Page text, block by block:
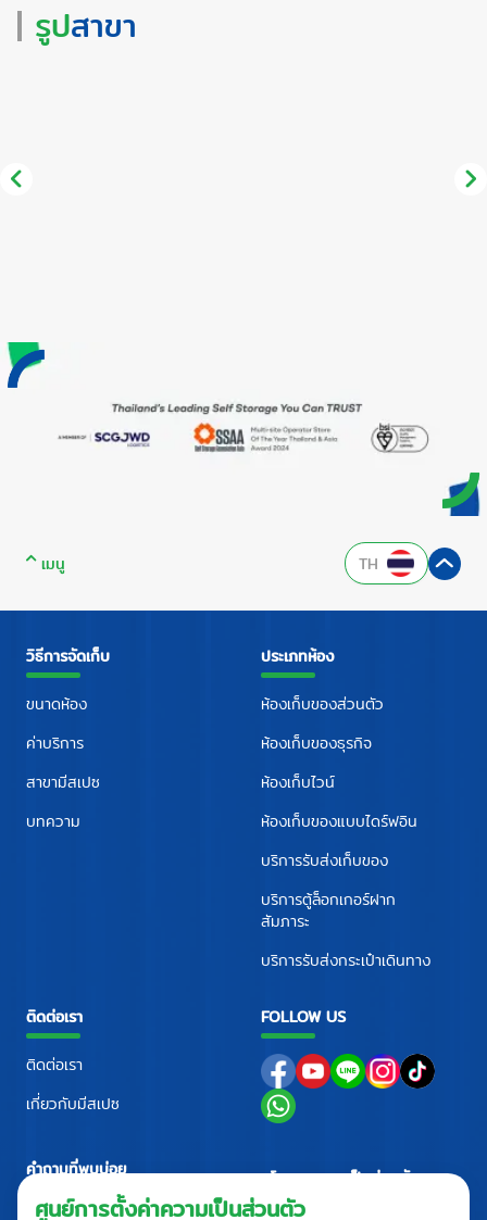
รูปสาขา
เมนู TH
วิธีการจัดเก็บ
ขนาดห้อง
ค่าบริการ
สาขามีสเปซ
บทความ
ประเภทห้อง
ห้องเก็บของส่วนตัว
ห้องเก็บของธุรกิจ
ห้องเก็บไวน์
ห้องเก็บของแบบไดร์ฟอิน
บริการรับส่งเก็บของ
บริการตู้ล็อกเกอร์ฝาก
สัมภาระ
บริการรับส่งกระเป๋าเดินทาง
ติดต่อเรา
ติดต่อเรา
เกี่ยวกับมีสเปซ
คำถามที่พบบ่อย
FOLLOW US
นโยบายความเป็นส่วนตัว